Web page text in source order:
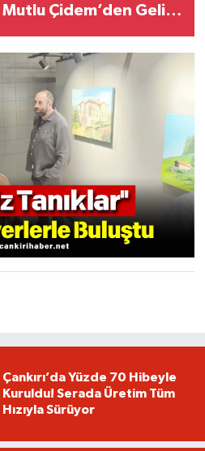
Mutlu Çidem’den Gelir
Çankırı’da Yüzde 70 Hibeyle
Kuruldu! Serada Üretim Tüm
Hızıyla Sürüyor